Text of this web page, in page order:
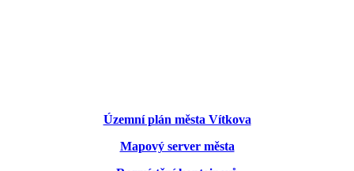
Územní plán města Vítkova
Mapový server města